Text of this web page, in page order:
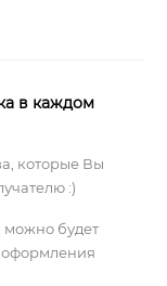
в каждом
которые Вы
:)
можно будет
оформления